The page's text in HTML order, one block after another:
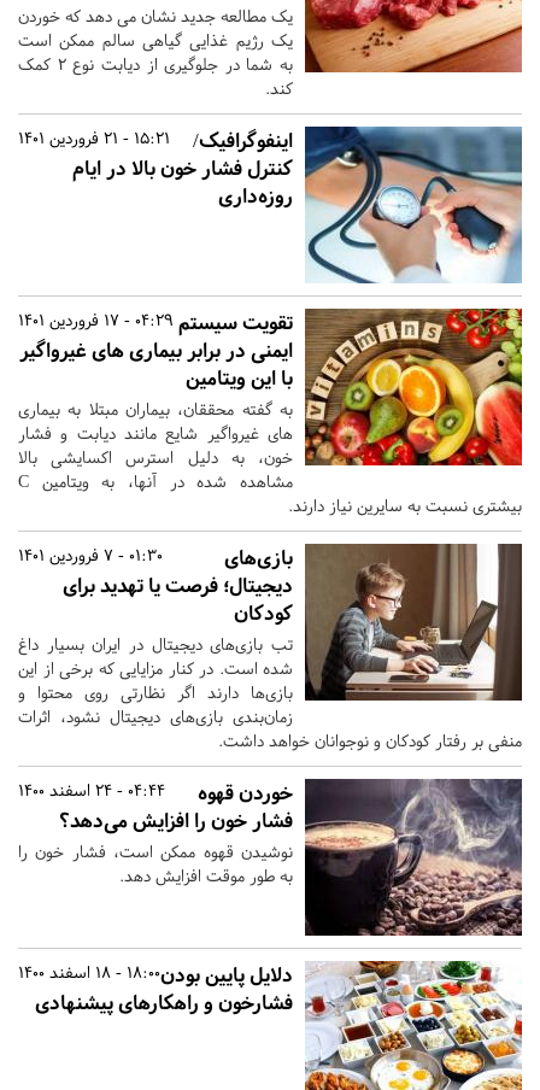
یک مطالعه جدید نشان می دهد که خوردن
یک رژیم غذایی گیاهی سالم ممکن است
به شما در جلوگیری از دیابت نوع ۲ کمک
کند.
15:21 - 21 فروردین 1401
اینفوگرافیک/
کنترل فشار خون بالا در ایام
روزه‌داری
04:29 - 17 فروردین 1401 تقویت سیستم
ایمنی در برابر بیماری های غیرواگیر
با این ویتامین
به گفته محققان، بیماران مبتلا به بیماری
های غیرواگیر شایع مانند دیابت و فشار
خون، به دلیل استرس اکسایشی بالا
مشاهده شده در آنها، به ویتامین C
بیشتری نسبت به سایرین نیاز دارند.
01:30 - 7 فروردین 1401
بازی‌های
دیجیتال؛ فرصت یا تهدید برای
کودکان
تب بازی‌های دیجیتال در ایران بسیار داغ
شده‌ است. در کنار مزایایی که برخی از این
بازی‌ها دارند اگر نظارتی روی محتوا و
زمان‌بندی بازی‌های دیجیتال نشود، اثرات
منفی بر رفتار کودکان و نوجوانان خواهد داشت.
04:44 - 24 اسفند 1400
خوردن قهوه
فشار خون را افزایش می‌دهد؟
نوشیدن قهوه ممکن است، فشار خون را
به طور موقت افزایش دهد.
18:00 - 18 اسفند 1400دلایل پایین بودن
فشارخون و راهکارهای پیشنهادی